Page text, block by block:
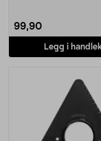
99,90
Legg i